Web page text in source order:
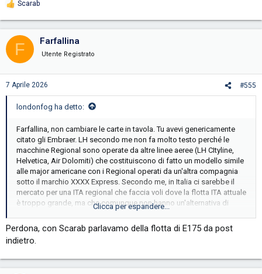
R
t
i
n
s
Scarab
F Farfallina
Utente Registrato
7 Aprile 2026 #555
londonfog ha detto:
Farfallina, non cambiare le carte in tavola. Tu avevi genericamente
citato gli Embraer. LH secondo me non fa molto testo perché le
macchine Regional sono operate da altre linee aeree (LH CItyline,
Helvetica, Air Dolomiti) che costituiscono di fatto un modello simile
alle major americane con i Regional operati da un'altra compagnia
sotto il marchio XXXX Express. Secondo me, in Italia ci sarebbe il
mercato per una ITA regional che faccia voli dove la flotta ITA attuale
è troppo grande, ma che comunque non hanno un'alternativa di
superficie (treno o bus) comoda (per esempio, TRS-LIN dove il
Trieste-Mestre è ancora una tratta piuttosto lenta)
Clicca per espandere...
Perdona, con Scarab parlavamo della flotta di E175 da post
indietro.